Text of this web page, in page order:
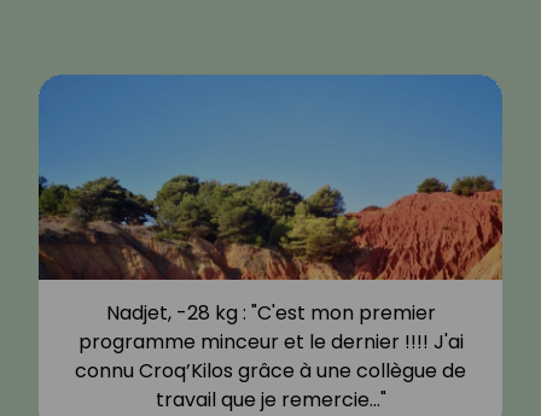
Nadjet, -28 kg : "C'est mon premier
programme minceur et le dernier !!!! J'ai
connu Croq’Kilos grâce à une collègue de
travail que je remercie…"